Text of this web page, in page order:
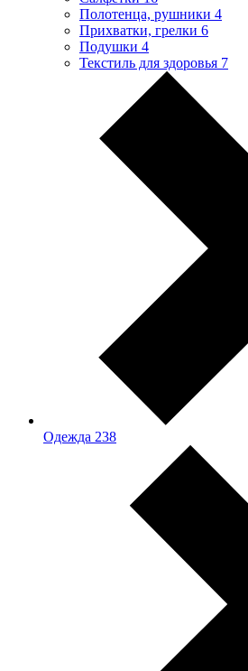
Полотенца, рушники 4
Прихватки, грелки 6
Подушки 4
Текстиль для здоровья 7
Одежда 238